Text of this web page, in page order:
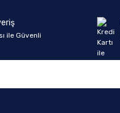
ile Güvenli